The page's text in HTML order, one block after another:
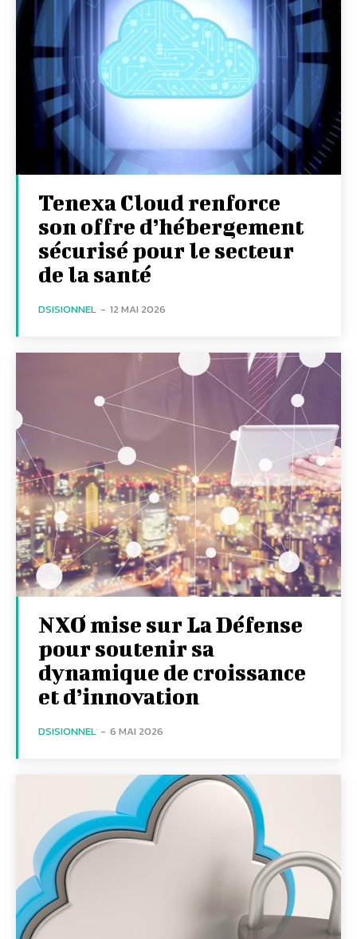
Tenexa Cloud renforce
son offre d’hébergement
sécurisé pour le secteur
de la santé
DSISIONNEL - 12 MAI 2026
NXO mise sur La Défense
pour soutenir sa
dynamique de croissance
et d’innovation
DSISIONNEL - 6 MAI 2026